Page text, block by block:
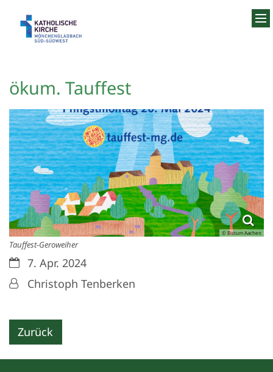
ökum. Tauffest
© Bistum Aachen
Tauffest-Geroweiher
Datum:7. Apr. 2024
Von:Christoph Tenberken
Zurück